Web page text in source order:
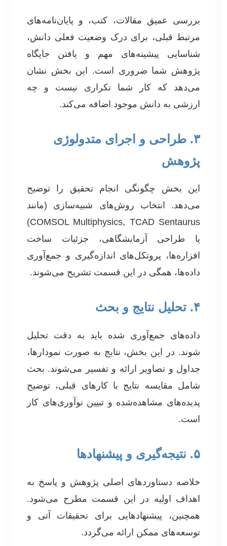
بررسی عمیق مقالات، کتب، و پایان‌نامه‌های
مرتبط قبلی، برای درک وضعیت فعلی دانش،
شناسایی پیشینه‌های مهم و یافتن جایگاه
پژوهش شما ضروری است. این بخش نشان
می‌دهد که کار شما تکراری نیست و چه
ارزشی به دانش موجود اضافه می‌کند.
۳. طراحی و اجرای متدولوژی
پژوهش
این بخش چگونگی انجام تحقیق را توضیح
می‌دهد. انتخاب روش‌های شبیه‌سازی (مانند
COMSOL Multiphysics, TCAD Sentaurus)
یا طراحی آزمایشگاهی، جزئیات ساخت
افزاره‌ها، پروتکل‌های اندازه‌گیری و جمع‌آوری
داده‌ها، همگی در این قسمت تشریح می‌شوند.
۴. تحلیل نتایج و بحث
داده‌های جمع‌آوری شده باید به دقت تحلیل
شوند. در این بخش، نتایج به صورت نمودارها،
جداول و تصاویر ارائه و تفسیر می‌شوند. بحث
شامل مقایسه نتایج با کارهای قبلی، توضیح
پدیده‌های مشاهده‌شده و تبیین نوآوری‌های کار
است.
۵. نتیجه‌گیری و پیشنهادها
خلاصه دستاوردهای اصلی پژوهش و پاسخ به
اهداف اولیه در این قسمت مطرح می‌شود.
همچنین، پیشنهادهایی برای تحقیقات آتی و
توسعه‌های ممکن ارائه می‌گردد.